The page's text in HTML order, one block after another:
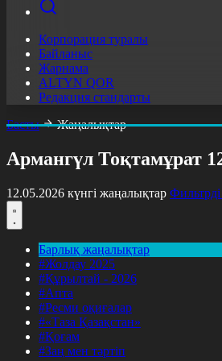
Корпорация туралы
Байланыс
Жарнама
ALTYN QOR
Редакция стандарты
Басты
Жаңалықтар
Армангүл Тоқтамұрат
12.05.2026 күнгі жаңалықтар Фильтрді
Барлық жаңалықтар
#Жолдау 2025
#Құрылтай - 2026
#Апта
#Ресми оқиғалар
#«Таза Қазақстан»
#Қоғам
#Заң мен тәртіп